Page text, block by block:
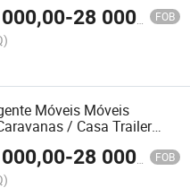
-28 000,00 FOB
Móveis Móveis
/ Casa Trailer
-28 000,00 FOB